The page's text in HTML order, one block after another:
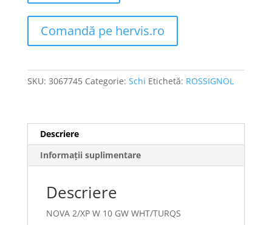
Comandă pe hervis.ro
SKU: 3067745 Categorie: Schi Etichetă: ROSSIGNOL
Descriere
Informații suplimentare
Descriere
NOVA 2/XP W 10 GW WHT/TURQS